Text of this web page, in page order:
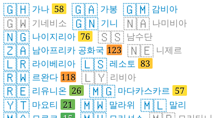
🇬🇭 가나 58 🇬🇦 가봉 🇬🇲 감비아
🇬🇼 기네비소 🇬🇳 기니 🇳🇦 나미비아
🇳🇬 나이지리아 76 🇸🇸 남수단
🇿🇦 남아프리카 공화국 123 🇳🇪 니제르
🇱🇷 라이베리아 🇱🇸 레소토 83
🇷🇼 르완다 118 🇱🇾 리비아
🇷🇪 리유니온 26 🇲🇬 마다카스카르 57
🇾🇹 마요티 21 🇲🇼 말라위 🇲🇱 말리